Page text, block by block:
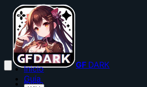
GF DARK
Inicio
Inicio
Guía